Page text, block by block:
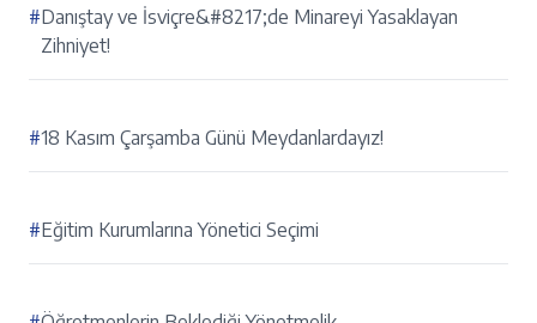
#Danıştay ve İsviçre&#8217;de Minareyi Yasaklayan
Zihniyet!
#18 Kasım Çarşamba Günü Meydanlardayız!
#Eğitim Kurumlarına Yönetici Seçimi